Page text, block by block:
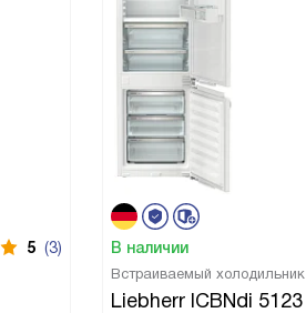
5 (3) В наличии
Встраиваемый холодильник
Liebherr ICBNdi 5123